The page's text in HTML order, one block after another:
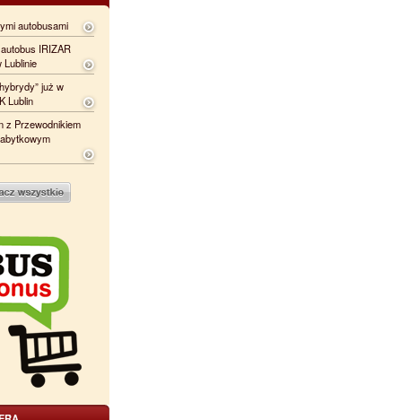
autobusami
IRIZAR
Lublinie
już w
Lublin
z Przewodnikiem